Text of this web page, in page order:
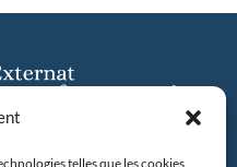
telles que les cookies